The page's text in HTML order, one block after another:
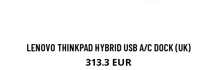
LENOVO THINKPAD HYBRID USB A/C DOCK (UK)
313.3 EUR